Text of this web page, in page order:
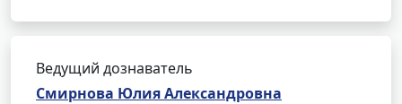
Ведущий дознаватель
Смирнова Юлия Александровна